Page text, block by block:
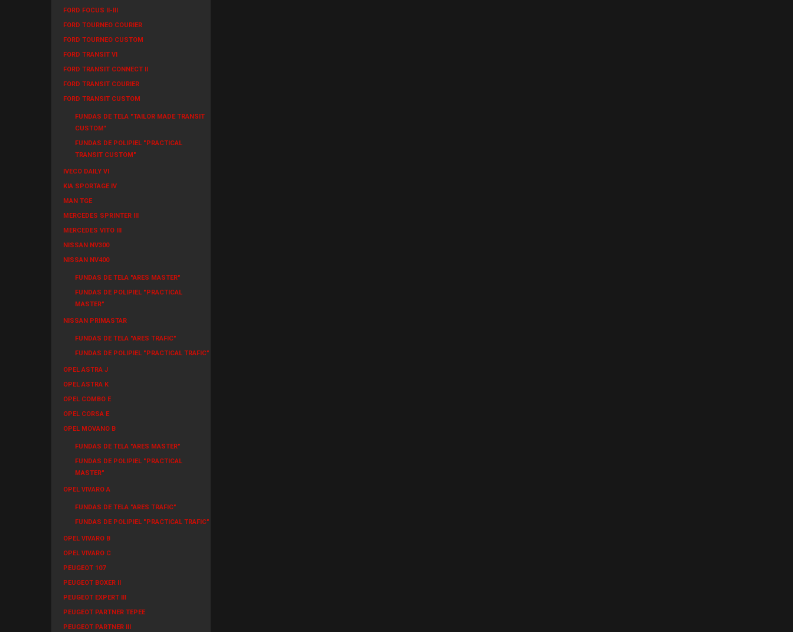
FORD FOCUS II-III
FORD TOURNEO COURIER
FORD TOURNEO CUSTOM
FORD TRANSIT VI
FORD TRANSIT CONNECT II
FORD TRANSIT COURIER
FORD TRANSIT CUSTOM
FUNDAS DE TELA "TAILOR MADE TRANSIT
CUSTOM"
FUNDAS DE POLIPIEL "PRACTICAL
TRANSIT CUSTOM"
IVECO DAILY VI
KIA SPORTAGE IV
MAN TGE
MERCEDES SPRINTER III
MERCEDES VITO III
NISSAN NV300
NISSAN NV400
FUNDAS DE TELA "ARES MASTER"
FUNDAS DE POLIPIEL "PRACTICAL
MASTER"
NISSAN PRIMASTAR
FUNDAS DE TELA "ARES TRAFIC"
FUNDAS DE POLIPIEL "PRACTICAL TRAFIC"
OPEL ASTRA J
OPEL ASTRA K
OPEL COMBO E
OPEL CORSA E
OPEL MOVANO B
FUNDAS DE TELA "ARES MASTER"
FUNDAS DE POLIPIEL "PRACTICAL
MASTER"
OPEL VIVARO A
FUNDAS DE TELA "ARES TRAFIC"
FUNDAS DE POLIPIEL "PRACTICAL TRAFIC"
OPEL VIVARO B
OPEL VIVARO C
PEUGEOT 107
PEUGEOT BOXER II
PEUGEOT EXPERT III
PEUGEOT PARTNER TEPEE
PEUGEOT PARTNER III